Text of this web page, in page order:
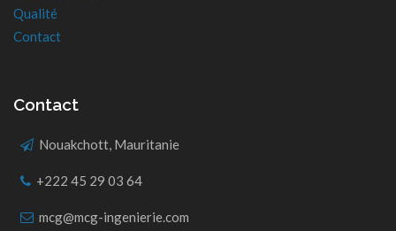
Qualité
Contact
Contact
Nouakchott, Mauritanie
+222 45 29 03 64
mcg@mcg-ingenierie.com